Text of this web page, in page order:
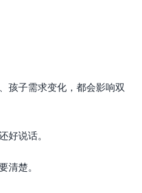
孩子需求变化，都会影响双
好说话。
清楚。